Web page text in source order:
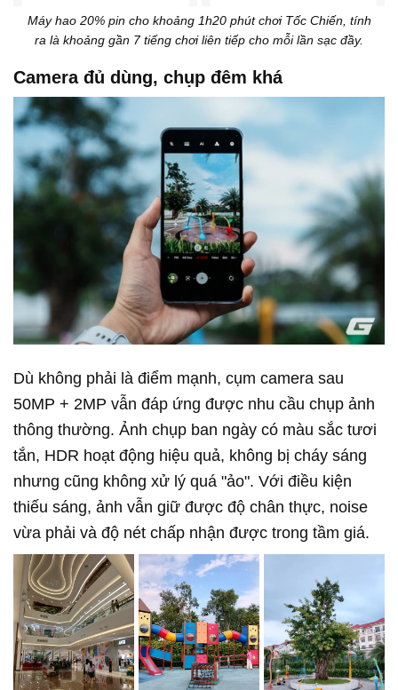
Máy hao 20% pin cho khoảng 1h20 phút chơi Tốc Chiến, tính
ra là khoảng gần 7 tiếng chơi liên tiếp cho mỗi lần sạc đầy.
Camera đủ dùng, chụp đêm khá
Dù không phải là điểm mạnh, cụm camera sau
50MP + 2MP vẫn đáp ứng được nhu cầu chụp ảnh
thông thường. Ảnh chụp ban ngày có màu sắc tươi
tắn, HDR hoạt động hiệu quả, không bị cháy sáng
nhưng cũng không xử lý quá "ảo". Với điều kiện
thiếu sáng, ảnh vẫn giữ được độ chân thực, noise
vừa phải và độ nét chấp nhận được trong tầm giá.